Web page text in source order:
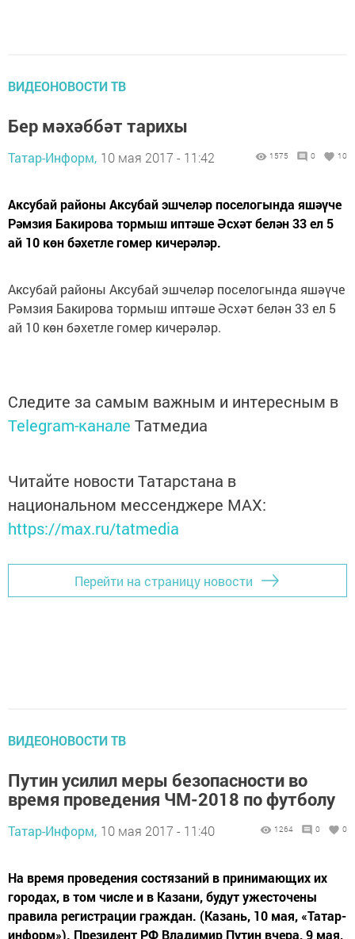
ВИДЕОНОВОСТИ ТВ
Бер мәхәббәт тарихы
Татар-Информ, 10 мая 2017 - 11:42 1575 0 10
Аксубай районы Аксубай эшчеләр поселогында яшәүче
Рәмзия Бакирова тормыш иптәше Әсхәт белән 33 ел 5
ай 10 көн бәхетле гомер кичерәләр.
Аксубай районы Аксубай эшчеләр поселогында яшәүче
Рәмзия Бакирова тормыш иптәше Әсхәт белән 33 ел 5
ай 10 көн бәхетле гомер кичерәләр.
Следите за самым важным и интересным в
Telegram-канале Татмедиа
Читайте новости Татарстана в
национальном мессенджере MАХ:
https://max.ru/tatmedia
Перейти на страницу новости
ВИДЕОНОВОСТИ ТВ
Путин усилил меры безопасности во
время проведения ЧМ-2018 по футболу
Татар-Информ, 10 мая 2017 - 11:40 1264 0 0
На время проведения состязаний в принимающих их
городах, в том числе и в Казани, будут ужесточены
правила регистрации граждан. (Казань, 10 мая, «Татар-
информ»). Президент РФ Владимир Путин вчера, 9 мая,